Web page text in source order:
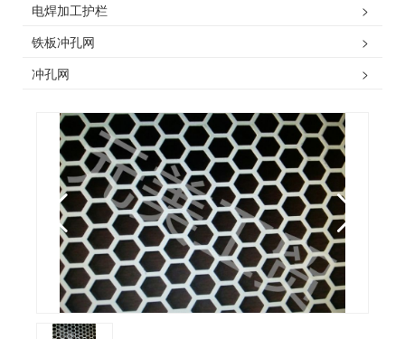
>
电焊加工护栏
>
铁板冲孔网
>
冲孔网